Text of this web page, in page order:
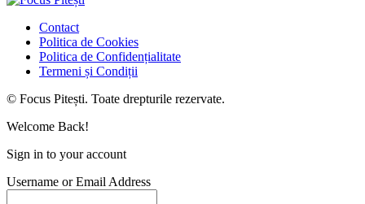
Contact
Politica de Cookies
Politica de Confidențialitate
Termeni și Condiții
© Focus Pitești. Toate drepturile rezervate.
Welcome Back!
Sign in to your account
Username or Email Address